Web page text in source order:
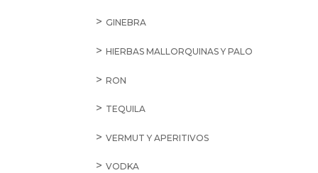
GINEBRA
HIERBAS MALLORQUINAS Y PALO
RON
TEQUILA
VERMUT Y APERITIVOS
VODKA